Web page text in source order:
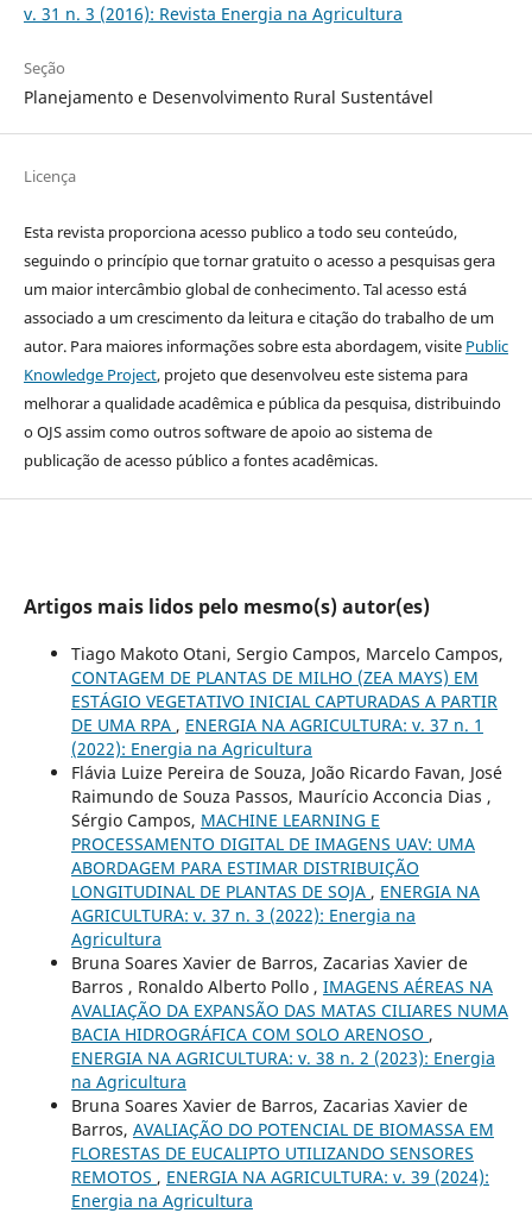
v. 31 n. 3 (2016): Revista Energia na Agricultura
Seção
Planejamento e Desenvolvimento Rural Sustentável
Licença
Esta revista proporciona acesso publico a todo seu conteúdo,
seguindo o princípio que tornar gratuito o acesso a pesquisas gera
um maior intercâmbio global de conhecimento. Tal acesso está
associado a um crescimento da leitura e citação do trabalho de um
autor. Para maiores informações sobre esta abordagem, visite Public
Knowledge Project, projeto que desenvolveu este sistema para
melhorar a qualidade acadêmica e pública da pesquisa, distribuindo
o OJS assim como outros software de apoio ao sistema de
publicação de acesso público a fontes acadêmicas.
Artigos mais lidos pelo mesmo(s) autor(es)
Tiago Makoto Otani, Sergio Campos, Marcelo Campos,
CONTAGEM DE PLANTAS DE MILHO (ZEA MAYS) EM
ESTÁGIO VEGETATIVO INICIAL CAPTURADAS A PARTIR
DE UMA RPA , ENERGIA NA AGRICULTURA: v. 37 n. 1
(2022): Energia na Agricultura
Flávia Luize Pereira de Souza, João Ricardo Favan, José
Raimundo de Souza Passos, Maurício Acconcia Dias ,
Sérgio Campos, MACHINE LEARNING E
PROCESSAMENTO DIGITAL DE IMAGENS UAV: UMA
ABORDAGEM PARA ESTIMAR DISTRIBUIÇÃO
LONGITUDINAL DE PLANTAS DE SOJA , ENERGIA NA
AGRICULTURA: v. 37 n. 3 (2022): Energia na
Agricultura
Bruna Soares Xavier de Barros, Zacarias Xavier de
Barros , Ronaldo Alberto Pollo , IMAGENS AÉREAS NA
AVALIAÇÃO DA EXPANSÃO DAS MATAS CILIARES NUMA
BACIA HIDROGRÁFICA COM SOLO ARENOSO ,
ENERGIA NA AGRICULTURA: v. 38 n. 2 (2023): Energia
na Agricultura
Bruna Soares Xavier de Barros, Zacarias Xavier de
Barros, AVALIAÇÃO DO POTENCIAL DE BIOMASSA EM
FLORESTAS DE EUCALIPTO UTILIZANDO SENSORES
REMOTOS , ENERGIA NA AGRICULTURA: v. 39 (2024):
Energia na Agricultura